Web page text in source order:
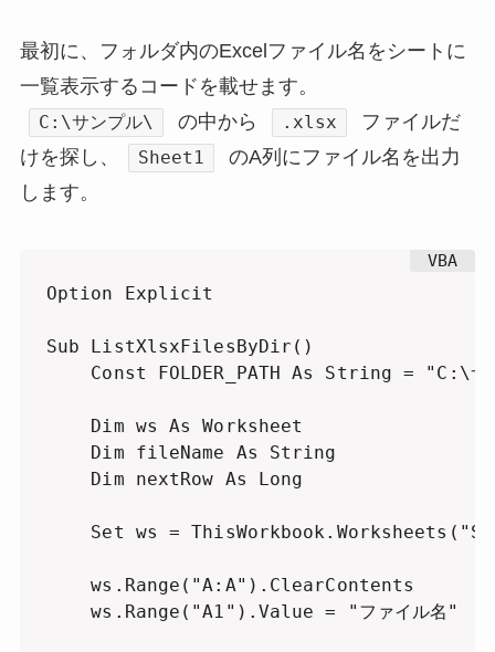
最初に、フォルダ内のExcelファイル名をシートに
一覧表示するコードを載せます。
C:\サンプル\ の中から .xlsx
ファイルだ
けを探し、
Sheet1
のA列にファイル名を出力
します。
Option Explicit
Sub ListXlsxFilesByDir()
Const FOLDER_PATH As String = "C:\サ
    Dim ws As Worksheet
    Dim fileName As String
    Dim nextRow As Long
Set ws =
    ws.Range("A:A").ClearContents
    ws.Range("A1").Value = "ファイル名"